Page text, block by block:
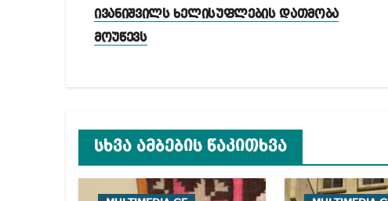
ნავიგაცია
ივანიშვილს ხელისუფლების დათმობა
მოუწევს
სხვა ამბების წაკითხვა